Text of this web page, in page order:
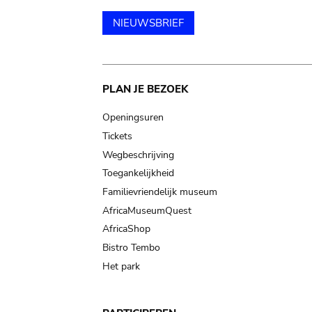
NIEUWSBRIEF
Main
navigation
PLAN JE BEZOEK
Openingsuren
Tickets
Wegbeschrijving
Toegankelijkheid
Familievriendelijk museum
AfricaMuseumQuest
AfricaShop
Bistro Tembo
Het park